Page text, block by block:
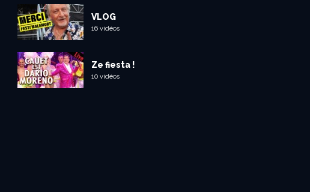
VLOG
16 vidéos
Ze fiesta !
10 vidéos